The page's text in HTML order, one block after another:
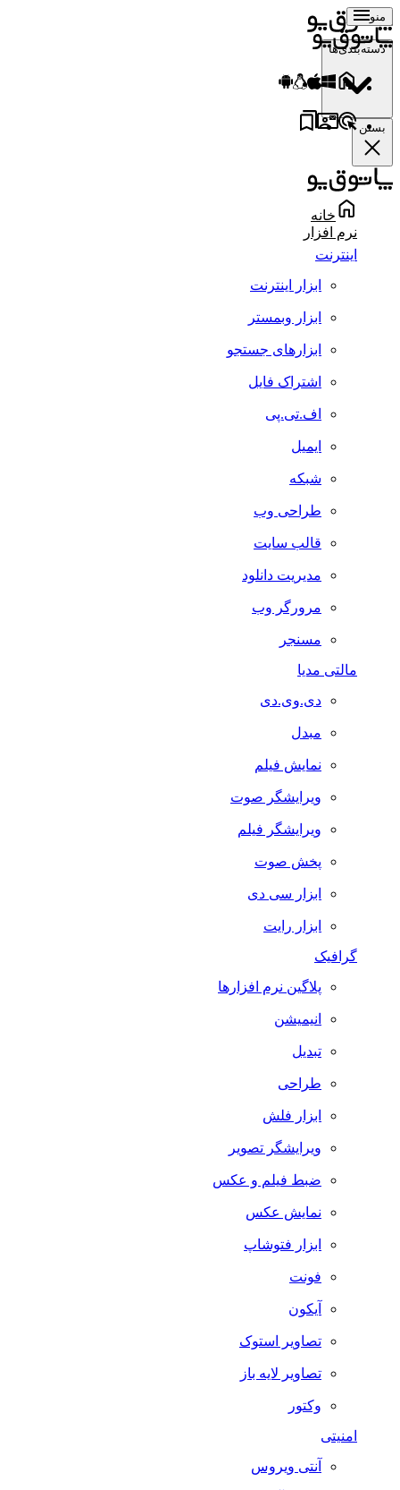
منو
دسته‌بندی‌ها
بستن
خانه
نرم افزار
اینترنت
ابزار اینترنت
ابزار وبمستر
ابزارهای جستجو
اشتراک فایل
اف.تی.پی
ایمیل
شبکه
طراحی وب
قالب سایت
مدیریت دانلود
مرورگر وب
مسنجر
مالتی مدیا
دی.وی.دی
مبدل
نمایش فیلم
ویرایشگر صوت
ویرایشگر فیلم
پخش صوت
ابزار سی دی
ابزار رایت
گرافیک
پلاگین نرم افزارها
انیمیشن
تبدیل
طراحی
ابزار فلش
ویرایشگر تصویر
ضبط فيلم و عكس
نمایش عکس
ابزار فتوشاپ
فونت
آیکون
تصاویر استوک
تصاویر لایه باز
وکتور
امنیتی
آنتی ویروس